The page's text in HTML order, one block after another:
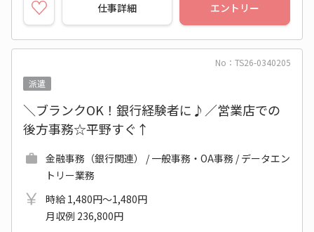
仕事詳細 エントリー
No：TS26-0340205
派遣
＼ブランクOK！銀行経験者に♪／営業店での
後方事務☆平野すぐ↑
金融事務（銀行関連） / 一般事務・OA事務 / データエン
トリー業務
時給 1,480円～1,480円
月収例 236,800円